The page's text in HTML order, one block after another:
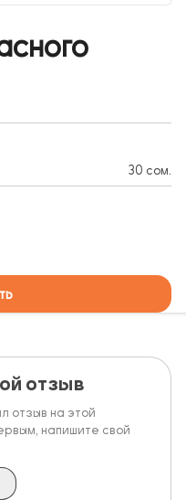
30 сом.
отзыв
отзыв на этой
напишите свой